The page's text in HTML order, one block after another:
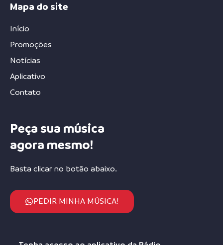
Mapa do site
Início
Promoções
Notícias
Aplicativo
Contato
Peça sua música
agora mesmo!
Basta clicar no botão abaixo.
PEDIR MINHA MÚSICA!